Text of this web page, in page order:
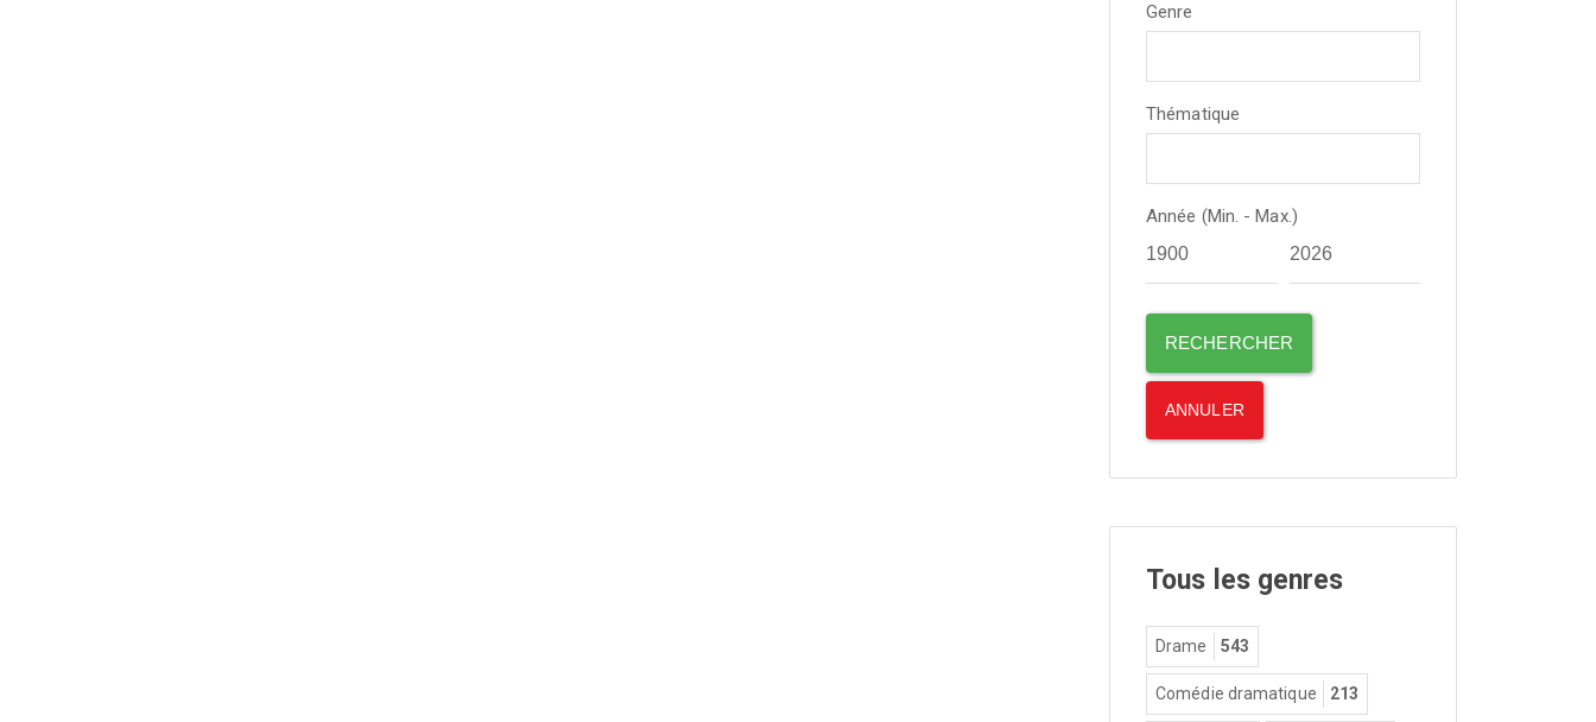
Genre
Thématique
Année (Min. - Max.)
Tous les genres
Drame 543
Comédie dramatique 213